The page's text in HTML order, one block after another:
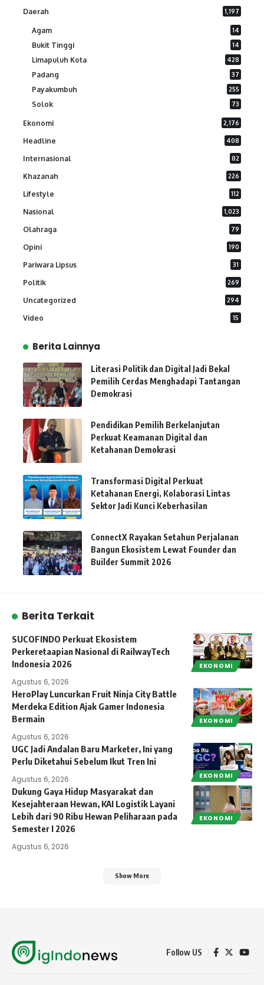
Daerah 1,197
Agam 14
Bukit Tinggi 14
Limapuluh Kota 428
Padang 37
Payakumbuh 255
Solok 73
Ekonomi 2,176
Headline 408
Internasional 82
Khazanah 226
Lifestyle 112
Nasional 1,023
Olahraga 79
Opini 190
Pariwara Lipsus 31
Politik 269
Uncategorized 294
Video 15
Berita Lainnya
Literasi Politik dan Digital Jadi Bekal
Pemilih Cerdas Menghadapi Tantangan
Demokrasi
Pendidikan Pemilih Berkelanjutan
Perkuat Keamanan Digital dan
Ketahanan Demokrasi
Transformasi Digital Perkuat
Ketahanan Energi, Kolaborasi Lintas
Sektor Jadi Kunci Keberhasilan
ConnectX Rayakan Setahun Perjalanan
Bangun Ekosistem Lewat Founder dan
Builder Summit 2026
Berita Terkait
EKONOMI
SUCOFINDO Perkuat Ekosistem
Perkeretaapian Nasional di RailwayTech
Indonesia 2026
Agustus 6, 2026
EKONOMI
HeroPlay Luncurkan Fruit Ninja City Battle
Merdeka Edition Ajak Gamer Indonesia
Bermain
Agustus 6, 2026
EKONOMI
UGC Jadi Andalan Baru Marketer, Ini yang
Perlu Diketahui Sebelum Ikut Tren Ini
Agustus 6, 2026
EKONOMI
Dukung Gaya Hidup Masyarakat dan
Kesejahteraan Hewan, KAI Logistik Layani
Lebih dari 90 Ribu Hewan Peliharaan pada
Semester I 2026
Agustus 6, 2026
Show More
Follow US